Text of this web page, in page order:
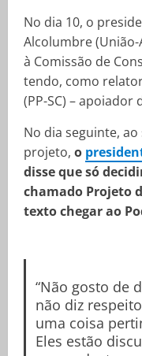
No dia 10, o
Alcolumbre (União-
à Comissão de
tendo, como
(PP-SC) –
No dia seguinte,
projeto, o
disse que só
chamado Projeto
texto chegar ao
“Não gosto de
não diz
uma coisa
Eles estão